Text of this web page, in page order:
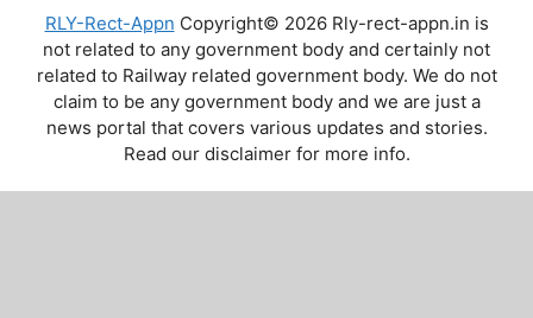
RLY-Rect-Appn Copyright© 2026 Rly-rect-appn.in is
not related to any government body and certainly not
related to Railway related government body. We do not
claim to be any government body and we are just a
news portal that covers various updates and stories.
Read our disclaimer for more info.